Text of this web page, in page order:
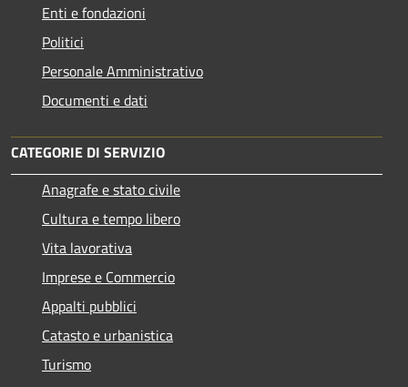
Enti e fondazioni
Politici
Personale Amministrativo
Documenti e dati
CATEGORIE DI SERVIZIO
Anagrafe e stato civile
Cultura e tempo libero
Vita lavorativa
Imprese e Commercio
Appalti pubblici
Catasto e urbanistica
Turismo